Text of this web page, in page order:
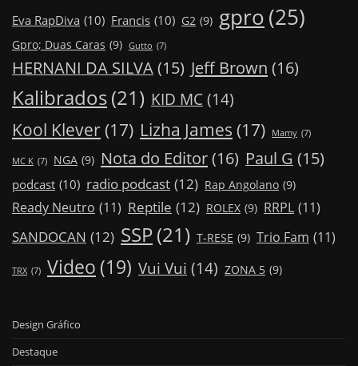
Eva RapDiva (10) Francis (10) G2 (9) gpro(25)
Gpro; Duas Caras (9) Gutto (7)
HERNANI DA SILVA(15) Jeff Brown (16)
Kalibrados(21) KID MC (14)
Kool Klever (17) Lizha James (17) Mamy (7)
MC K (7) NGA (9) Nota do Editor(16) Paul G (15)
podcast (10) radio podcast (12) Rap Angolano (9)
Ready Neutro (11) Reptile (12) ROLEX (9) RRPL (11)
SANDOCAN (12) SSP(21) T-RESE (9) Trio Fam (11)
TRX (7) Video (19) Vui Vui (14) ZONA 5 (9)
Design Gráfico
Destaque